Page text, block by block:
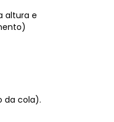
altura e
da cola).